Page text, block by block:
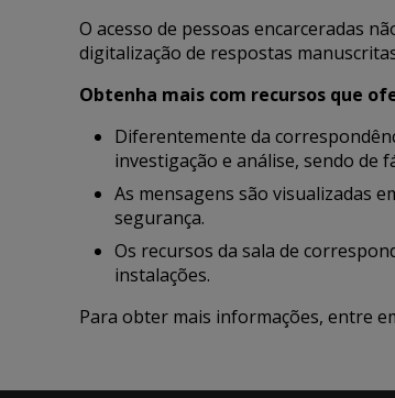
O acesso de pessoas encarceradas
digitalização de respostas
Obtenha mais com recursos que
Diferentemente da
investigação e análise, sendo de
As mensagens são visualizadas
segurança.
Os recursos da sala de
instalações.
Para obter mais informações, entre